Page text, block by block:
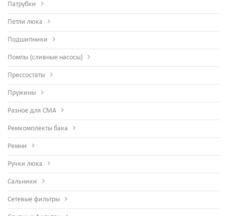
Патрубки
Петли люка
Подшипники
Помпы (сливные насосы)
Прессостаты
Пружины
Разное для СМА
Ремкомплекты бака
Ремни
Ручки люка
Сальники
Сетевые фильтры